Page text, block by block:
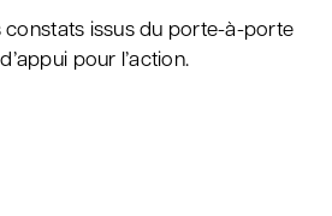
constats issus du porte-à-porte
pour l’action.